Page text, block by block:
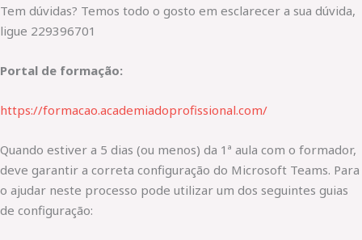
Tem dúvidas? Temos todo o gosto em esclarecer a sua dúvida,
ligue 229396701
Portal de formação:
https://formacao.academiadoprofissional.com/
Quando estiver a 5 dias (ou menos) da 1ª aula com o formador,
deve garantir a correta configuração do Microsoft Teams. Para
o ajudar neste processo pode utilizar um dos seguintes guias
de configuração: